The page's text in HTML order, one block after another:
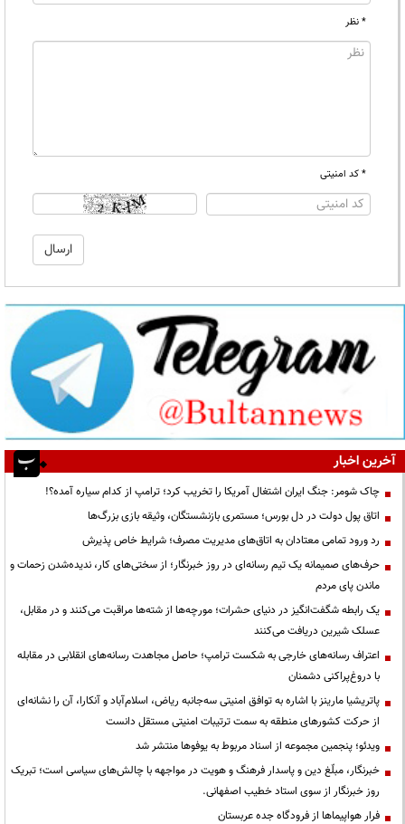
* نظر
* کد امنیتی
آخرین اخبار
چاک شومر: جنگ ایران اشتغال آمریکا را تخریب کرد؛ ترامپ از کدام سیاره آمده؟!
اتاق پول دولت در دل بورس؛ مستمری بازنشستگان، وثیقه بازی بزرگ‌ها
رد ورود تمامی معتادان به اتاق‌های مدیریت مصرف؛ شرایط خاص پذیرش
حرف‌های صمیمانه یک تیم رسانه‌ای در روز خبرنگار؛ از سختی‌های کار، ندیده‌شدن زحمات و
ماندن پای مردم
یک رابطه شگفت‌انگیز در دنیای حشرات؛ مورچه‌ها از شته‌ها مراقبت می‌کنند و در مقابل،
عسلک شیرین دریافت می‌کنند
اعتراف رسانه‌های خارجی به شکست ترامپ؛ حاصل مجاهدت رسانه‌های انقلابی در مقابله
با دروغ‌پراکنی دشمنان
پاتریشیا مارینز با اشاره به توافق امنیتی سه‌جانبه ریاض، اسلام‌آباد و آنکارا، آن را نشانه‌ای
از حرکت کشورهای منطقه به سمت ترتیبات امنیتی مستقل دانست
ویدئو؛ پنجمین مجموعه از اسناد مربوط به یوفوها منتشر شد
خبرنگار، مبلّغ دین و پاسدار فرهنگ و هویت در مواجهه با چالش‌های سیاسی است؛ تبریک
روز خبرنگار از سوی استاد خطیب اصفهانی.
فرار هواپیماها از فرودگاه جده عربستان